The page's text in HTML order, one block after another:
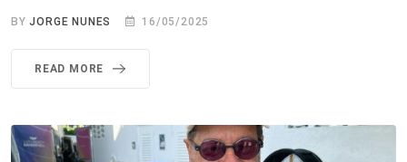
BYJORGE NUNES 16/05/2025
READ MORE